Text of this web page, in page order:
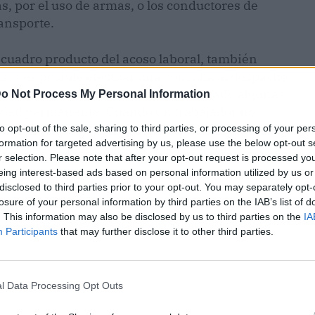
Not Process My Personal Information
opt-out of the sale, sharing to third parties, or processing of your
for targeted advertising by us, please use the below opt-out
selection. Please note that after your opt-out request is processed
interest-based ads based on personal information utilized by us
to third parties prior to your opt-out. You may separately
of your personal information by third parties on the IAB’s list of
This information may also be disclosed by us to third parties on the
Participants that may further disclose it to other third parties.
Data Processing Opt Outs
por el uso de armas, o los conductores de
producto del acoso laboral, también
es posible efectuar una consulta al despacho
en casos de acoso laboral y ha logrado algunas
permanente. Cuando un trabajador no
mental es posible acceder a una
ayuda de unabogado de acoso laboral.